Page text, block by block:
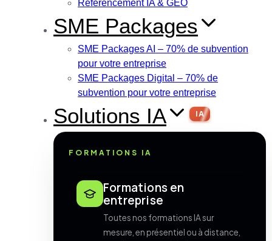
Référencement IA & GEO
SME Packages
SME Packages AI – 70% de subvention
pour votre entreprise
SME Packages Digital – 70% de
subvention pour votre entreprise
Solutions IA IA
FORMATIONS IA
Formations en
entreprise
Toutes nos formations IA sur
mesure, en présentiel ou à distance,